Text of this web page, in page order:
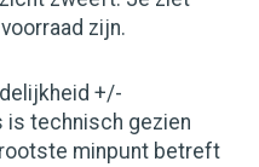
zijn.
+/-
is technisch gezien
minpunt betreft